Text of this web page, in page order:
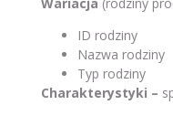
ID rodziny
Nazwa rodziny
Typ rodziny
Charakterystyki –